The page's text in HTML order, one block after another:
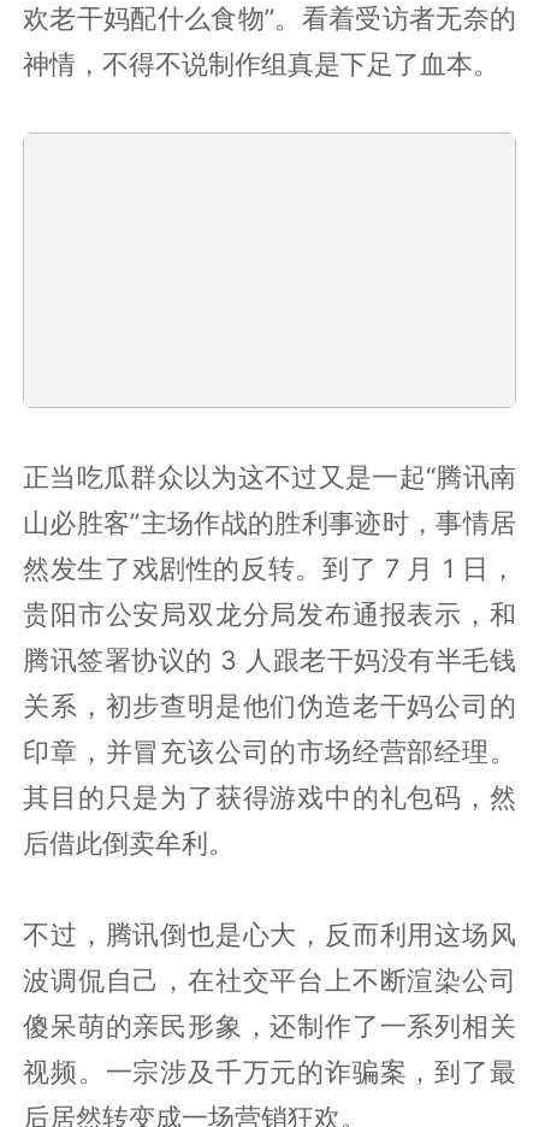
欢老干妈配什么食物”。看着受访者无奈的
神情，不得不说制作组真是下足了血本。
正当吃瓜群众以为这不过又是一起“腾讯南
山必胜客”主场作战的胜利事迹时，事情居
然发生了戏剧性的反转。到了 7 月 1 日，
贵阳市公安局双龙分局发布通报表示，和
腾讯签署协议的 3 人跟老干妈没有半毛钱
关系，初步查明是他们伪造老干妈公司的
印章，并冒充该公司的市场经营部经理。
其目的只是为了获得游戏中的礼包码，然
后借此倒卖牟利。
不过，腾讯倒也是心大，反而利用这场风
波调侃自己，在社交平台上不断渲染公司
傻呆萌的亲民形象，还制作了一系列相关
视频。一宗涉及千万元的诈骗案，到了最
后居然转变成一场营销狂欢。